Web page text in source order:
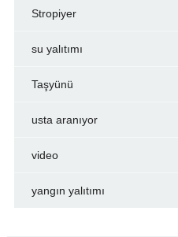
Stropiyer
su yalıtımı
Taşyünü
usta aranıyor
video
yangın yalıtımı